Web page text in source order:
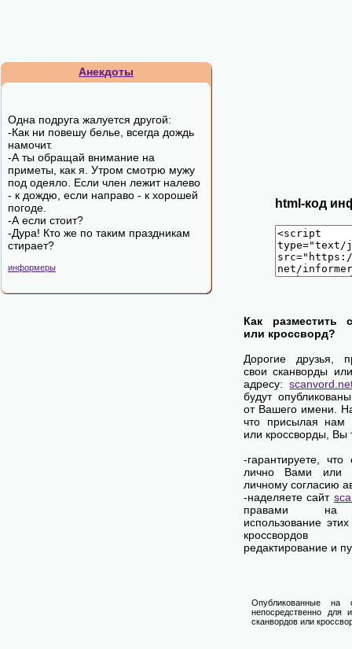
Анекдоты
Одна подруга жалуется другой:
-Как ни повешу белье, всегда дождь
намочит.
-А ты обращай внимание на
приметы, как я. Утром смотрю мужу
под одеяло. Если член лежит налево
- к дождю, если направо - к хорошей
погоде.
-А если стоит?
-Дура! Кто же по таким праздникам
стирает?
информеры
html-код
Как разместить
или кроссворд?
Дорогие друзья,
свои сканворды
адресу:
будут
от Вашего имени.
что присылая нам
или кроссворды,
-гарантируете,
лично Вами или
личному согласию
-наделяете сайт
правами на
использование
редактирование и
Опубликованные на
непосредственно для
сканвордов или